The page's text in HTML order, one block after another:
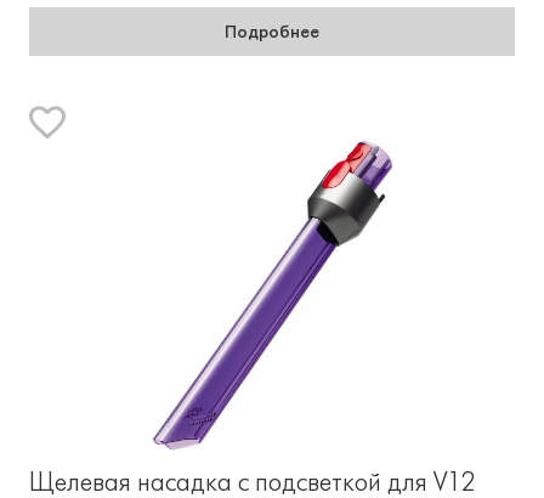
Подробнее
Щелевая насадка с подсветкой для V12